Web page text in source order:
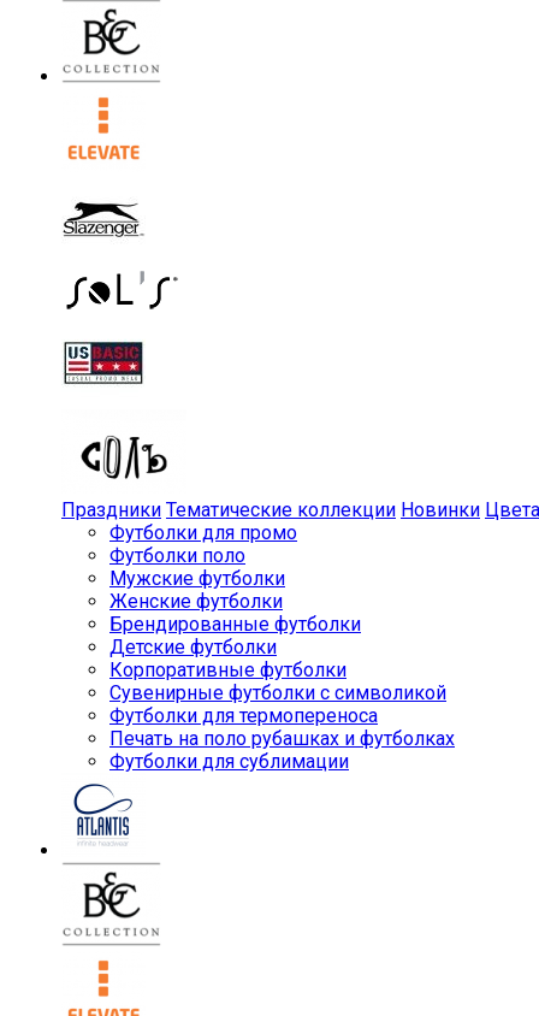
Праздники Тематические коллекции Новинки Цвета
Футболки для промо
Футболки поло
Мужские футболки
Женские футболки
Брендированные футболки
Детские футболки
Корпоративные футболки
Сувенирные футболки с символикой
Футболки для термопереноса
Печать на поло рубашках и футболках
Футболки для сублимации